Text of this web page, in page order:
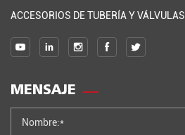
ACCESORIOS DE TUBERÍA Y VÁLVULAS
MENSAJE